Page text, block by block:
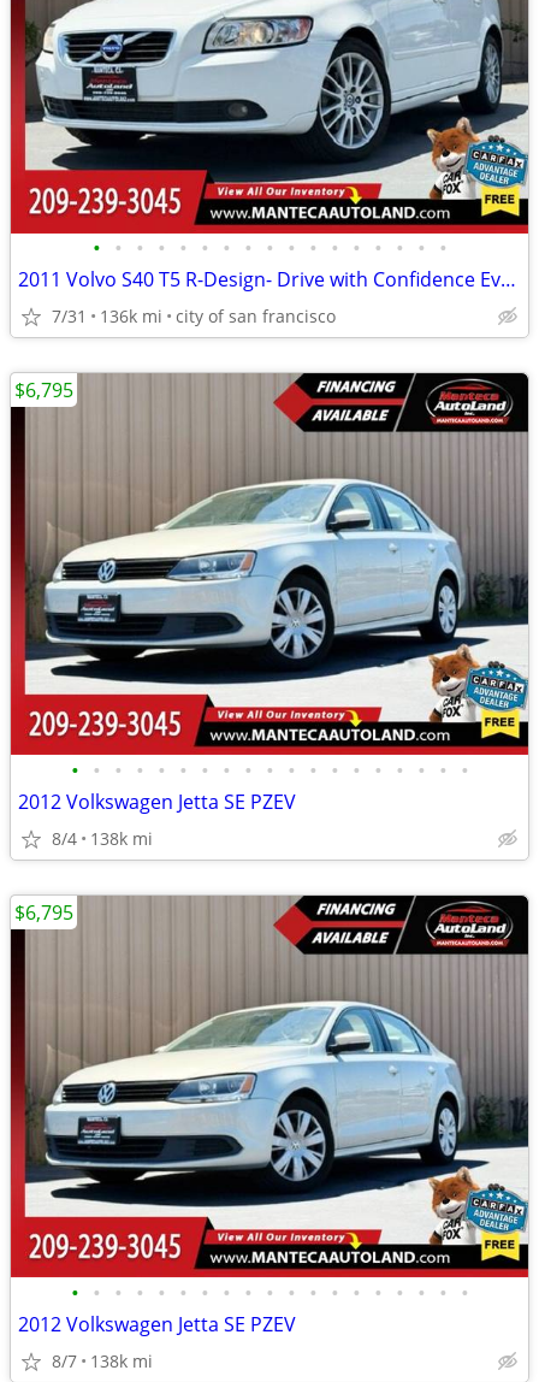
• • • • • • • • • • • • • • • • •
2011 Volvo S40 T5 R-Design- Drive with Confidence Every Mile!
7/31 136k mi city of san francisco
• • • • • • • • • • • • • • • • • • •
2012 Volkswagen Jetta SE PZEV
8/4 138k mi
$6,795
• • • • • • • • • • • • • • • • • • •
2012 Volkswagen Jetta SE PZEV
8/7 138k mi
$6,795